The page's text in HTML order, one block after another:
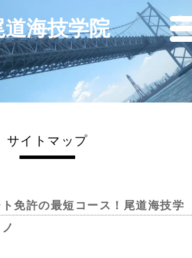
サイトマップ
免許の最短コース！尾道海技学
道海技学院